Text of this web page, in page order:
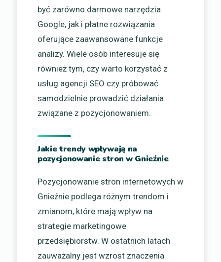
być zarówno darmowe narzędzia
Google, jak i płatne rozwiązania
oferujące zaawansowane funkcje
analizy. Wiele osób interesuje się
również tym, czy warto korzystać z
usług agencji SEO czy próbować
samodzielnie prowadzić działania
związane z pozycjonowaniem.
Jakie trendy wpływają na
pozycjonowanie stron w Gnieźnie
Pozycjonowanie stron internetowych w
Gnieźnie podlega różnym trendom i
zmianom, które mają wpływ na
strategie marketingowe
przedsiębiorstw. W ostatnich latach
zauważalny jest wzrost znaczenia